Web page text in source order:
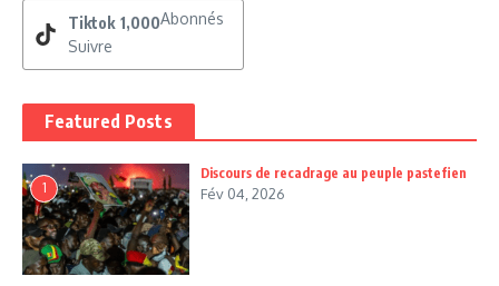
Tiktok 1,000Abonnés
Suivre
Featured Posts
1
Discours de recadrage au peuple pastefien
Fév 04, 2026